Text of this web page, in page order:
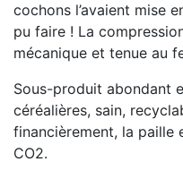
cochons l’avaient mise
pu faire ! La
mécanique et tenue au
Sous-produit abondant
céréalières, sain,
financièrement, la paille
CO2.